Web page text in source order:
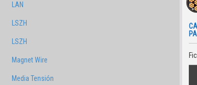
LAN
LSZH
LSZH
Magnet Wire
Media Tensión